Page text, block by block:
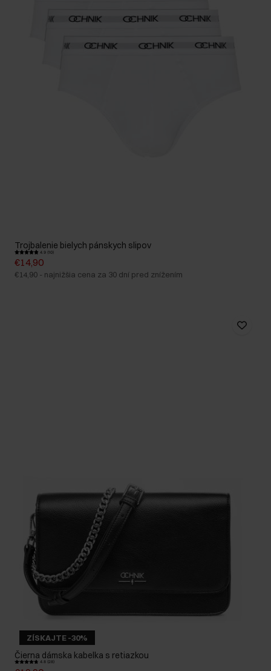
Trojbalenie bielych pánskych slipov
4.9 (10)
€14,90
€14,90 - najnižšia cena za 30 dní pred znížením
ZÍSKAJTE -30%
Čierna dámska kabelka s retiazkou
4.8 (28)